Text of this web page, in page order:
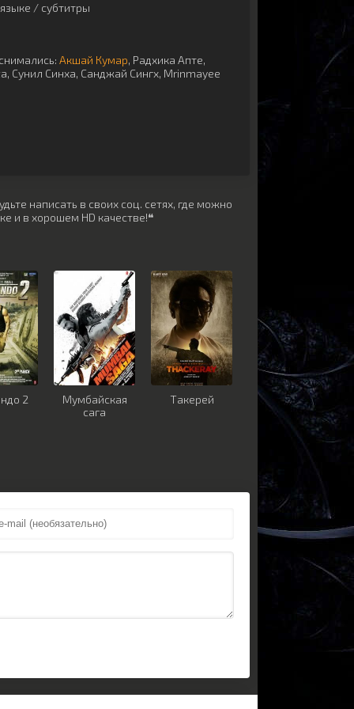
/ субтитры
Акшай Кумар, Радхика Апте,
, Сунил Синха, Санджай Сингх, Mrinmayee
написать в своих соц. сетях, где можно
и в хорошем HD качестве!❝
2
Мумбайская
сага
Такерей